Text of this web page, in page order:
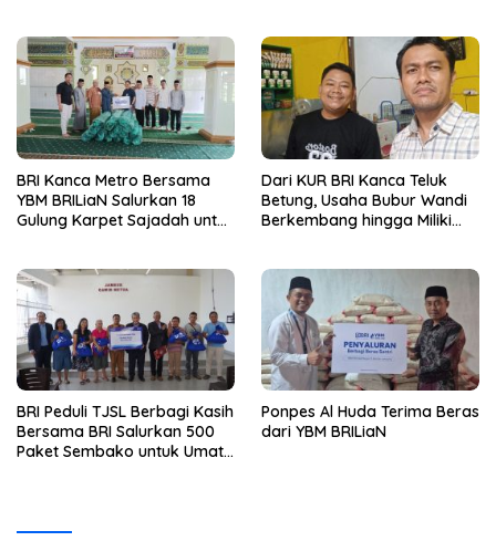
Ride
BRI Kanca Metro Bersama
YBM BRILiaN Salurkan 18
Gulung Karpet Sajadah untuk
Dari KUR BRI Kanca Teluk
Betung, Usaha Bubur Wandi
Berkembang hingga Miliki
BRI Peduli TJSL Berbagi Kasih
Bersama BRI Salurkan 500
Paket Sembako untuk Umat
Ponpes Al Huda Terima Beras
dari YBM BRILiaN